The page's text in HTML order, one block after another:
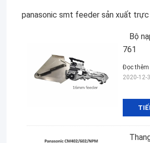
panasonic smt feeder sản xuất
Bộ
761
Đọc thêm
2020-12-